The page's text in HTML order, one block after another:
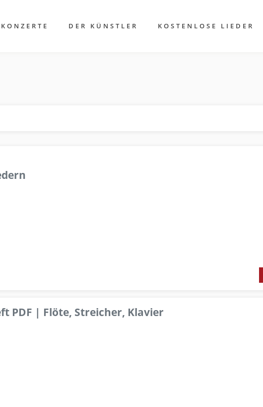
DER KÜNSTLER KOSTENLOSE LIEDER
PDF | Flöte, Streicher, Klavier